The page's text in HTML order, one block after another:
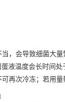
，会导致细菌大量
温度会长时间处
再次冷冻；若用